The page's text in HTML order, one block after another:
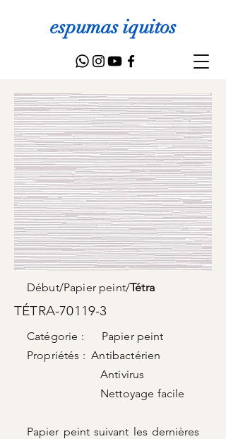
espumas iquitos
Début/Papier peint/Tétra
TÉTRA-70119-3
Catégorie : Papier peint
Propriétés : Antibactérien
Antivirus
Nettoyage facile
Papier peint suivant les dernières